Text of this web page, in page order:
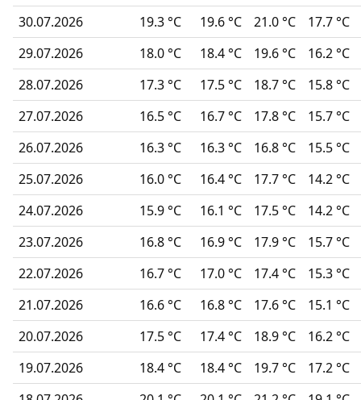
30.07.2026
19.3 °C 19.6 °C 21.0 °C
17.7 °C
29.07.2026
18.0 °C 18.4 °C 19.6 °C
16.2 °C
28.07.2026
17.3 °C 17.5 °C 18.7 °C
15.8 °C
27.07.2026
16.5 °C 16.7 °C 17.8 °C
15.7 °C
26.07.2026
16.3 °C 16.3 °C 16.8 °C
15.5 °C
25.07.2026
16.0 °C 16.4 °C 17.7 °C
14.2 °C
24.07.2026
15.9 °C 16.1 °C 17.5 °C
14.2 °C
23.07.2026
16.8 °C 16.9 °C 17.9 °C
15.7 °C
22.07.2026
16.7 °C 17.0 °C 17.4 °C
15.3 °C
21.07.2026
16.6 °C 16.8 °C 17.6 °C
15.1 °C
20.07.2026
17.5 °C 17.4 °C 18.9 °C
16.2 °C
19.07.2026
18.4 °C 18.4 °C 19.7 °C
17.2 °C